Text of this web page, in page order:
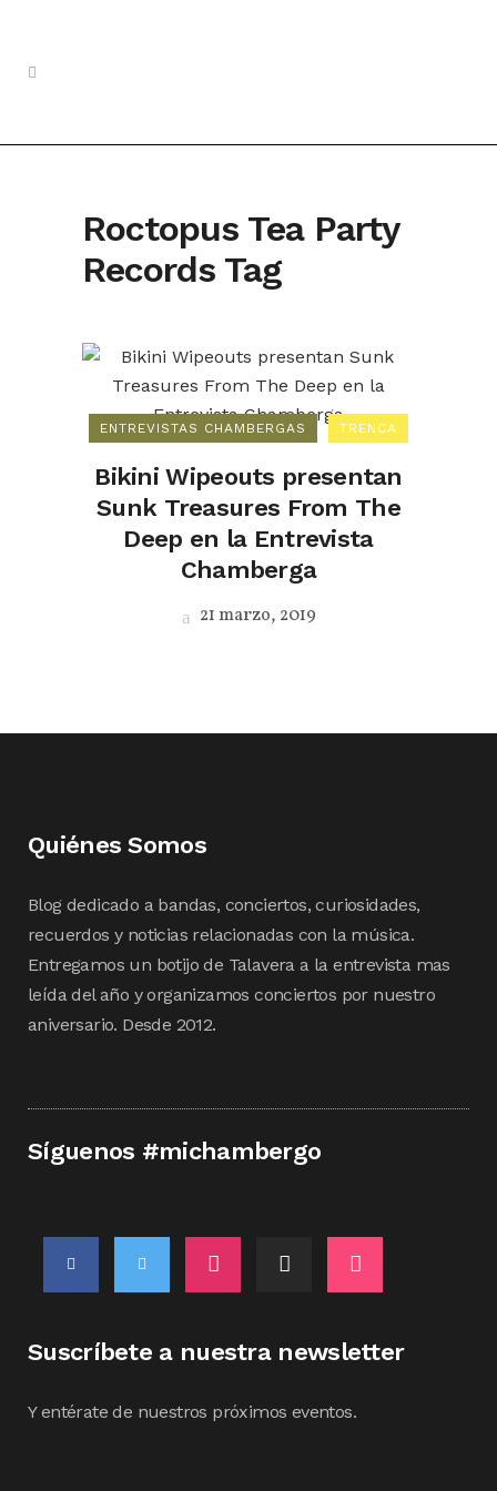
Roctopus Tea Party
Records Tag
ENTREVISTAS CHAMBERGAS TRENCA
Bikini Wipeouts presentan
Sunk Treasures From The
Deep en la Entrevista
Chamberga
21 marzo, 2019
Quiénes Somos
Blog dedicado a bandas, conciertos, curiosidades,
recuerdos y noticias relacionadas con la música.
Entregamos un botijo de Talavera a la entrevista mas
leída del año y organizamos conciertos por nuestro
aniversario. Desde 2012.
Síguenos #michambergo
Suscríbete a nuestra newsletter
Y entérate de nuestros próximos eventos.